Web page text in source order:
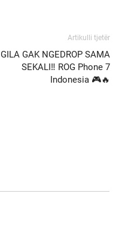
Artikulli tjetër
GILA GAK NGEDROP SAMA
SEKALI‼️ ROG Phone 7
Indonesia 🎮🔥